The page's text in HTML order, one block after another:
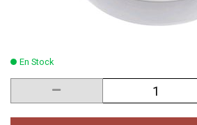
En Stock